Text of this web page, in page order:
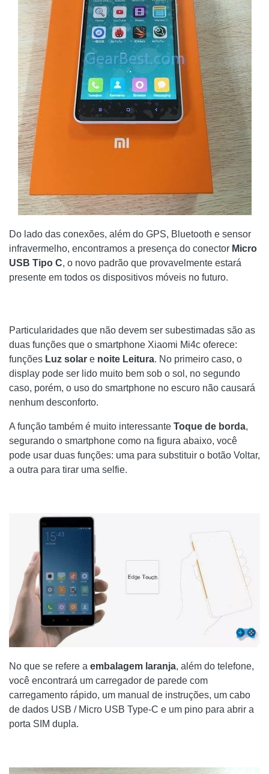
Do lado das conexões, além do GPS, Bluetooth e sensor
infravermelho, encontramos a presença do conector Micro
USB Tipo C, o novo padrão que provavelmente estará
presente em todos os dispositivos móveis no futuro.
Particularidades que não devem ser subestimadas são as
duas funções que o smartphone Xiaomi Mi4c oferece:
funções Luz solar e noite Leitura. No primeiro caso, o
display pode ser lido muito bem sob o sol, no segundo
caso, porém, o uso do smartphone no escuro não causará
nenhum desconforto.
A função também é muito interessante Toque de borda,
segurando o smartphone como na figura abaixo, você
pode usar duas funções: uma para substituir o botão Voltar,
a outra para tirar uma selfie.
No que se refere a embalagem laranja, além do telefone,
você encontrará um carregador de parede com
carregamento rápido, um manual de instruções, um cabo
de dados USB / Micro USB Type-C e um pino para abrir a
porta SIM dupla.